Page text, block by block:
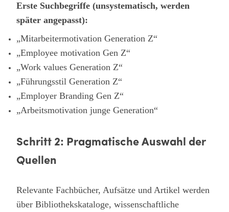
Erste Suchbegriffe (unsystematisch, werden
später angepasst):
„Mitarbeitermotivation Generation Z“
„Employee motivation Gen Z“
„Work values Generation Z“
„Führungsstil Generation Z“
„Employer Branding Gen Z“
„Arbeitsmotivation junge Generation“
Schritt 2: Pragmatische Auswahl der
Quellen
Relevante Fachbücher, Aufsätze und Artikel werden
über Bibliothekskataloge, wissenschaftliche